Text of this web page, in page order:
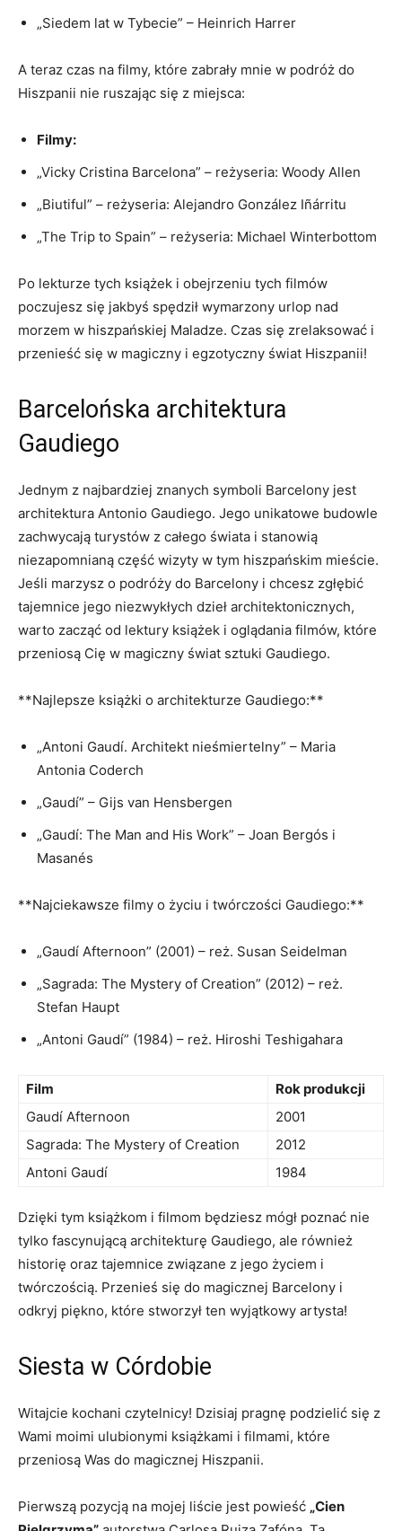
„Siedem ​lat w Tybecie” – Heinrich Harrer
A teraz czas‌ na filmy, które​ zabrały mnie ​w‌ podróż do
Hiszpanii nie ruszając się z miejsca:
Filmy:
„Vicky​ Cristina‌ Barcelona” – reżyseria: Woody Allen
„Biutiful” – reżyseria: Alejandro González Iñárritu
„The Trip to Spain” – reżyseria: ‌Michael ⁤Winterbottom
Po lekturze tych ⁣książek i obejrzeniu tych ‍filmów
poczujesz się jakbyś spędził wymarzony urlop‍ nad
morzem​ w hiszpańskiej Maladze. Czas się‌ zrelaksować​ i
przenieść ⁣się w magiczny i ‍egzotyczny świat Hiszpanii!
Barcelońska architektura
Gaudiego
Jednym z najbardziej znanych symboli Barcelony jest⁣
architektura Antonio Gaudiego. Jego ⁤unikatowe budowle
zachwycają turystów⁣ z‍ całego‌ świata ‍i stanowią
niezapomnianą część wizyty⁣ w tym hiszpańskim mieście.
Jeśli ⁤marzysz ⁣o podróży do Barcelony i chcesz zgłębić
‍tajemnice jego niezwykłych dzieł architektonicznych,
warto zacząć⁢ od lektury książek i oglądania⁣ filmów, które
‌przeniosą Cię ​w ⁢magiczny świat ​sztuki Gaudiego.
**Najlepsze książki o architekturze Gaudiego:**
„Antoni Gaudí.‍ Architekt nieśmiertelny” – Maria
Antonia Coderch
„Gaudí” – Gijs⁢ van Hensbergen
„Gaudí: The Man​ and His ⁢Work” – Joan Bergós i
Masanés
**Najciekawsze ⁣filmy o życiu i twórczości Gaudiego:**
„Gaudí Afternoon” (2001) – reż. Susan Seidelman
„Sagrada: The Mystery ​of Creation” (2012) – reż.
Stefan Haupt
„Antoni Gaudí” (1984) – reż. Hiroshi Teshigahara
Film
Rok produkcji
Gaudí Afternoon
2001
Sagrada:⁤ The Mystery of⁢ Creation
2012
Antoni⁣ Gaudí
1984
Dzięki tym książkom i filmom będziesz mógł⁣ poznać nie
tylko fascynującą architekturę ⁤Gaudiego, ale również
historię oraz tajemnice związane ⁣z jego⁢ życiem i
twórczością.⁢ Przenieś się do ⁢magicznej‍ Barcelony i
odkryj⁤ piękno, ‌które stworzył ten wyjątkowy artysta!
Siesta w⁤ Córdobie
Witajcie kochani czytelnicy! Dzisiaj pragnę podzielić się z
Wami moimi ulubionymi książkami i‍ filmami,​ które
przeniosą Was do‌ magicznej ⁤Hiszpanii.
Pierwszą ‍pozycją na mojej liście jest⁤ powieść „Cien